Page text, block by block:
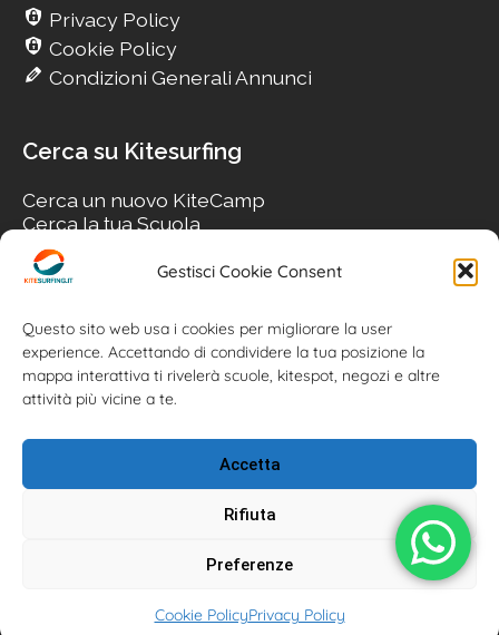
Gestisci Cookie Consent
Questo sito web usa i cookies per migliorare la user
experience. Accettando di condividere la tua posizione la
mappa interattiva ti rivelerà scuole, kitespot, negozi e altre
attività più vicine a te.
Accetta
Rifiuta
Preferenze
Cookie PolicyPrivacy Policy
Privacy Policy
Cookie Policy
Condizioni Generali Annunci
Cerca su Kitesurfing
Cerca un nuovo KiteCamp
Cerca la tua Scuola
Cerca il tuo KiteSpot
Cerca Accommodation
Cerca il tuo Usato
Kitesurfing powered by Associazione Kitesurf Italiana